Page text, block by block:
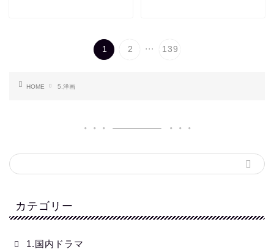
1 2 ... 139
HOME 5.洋画
カテゴリー
1.国内ドラマ